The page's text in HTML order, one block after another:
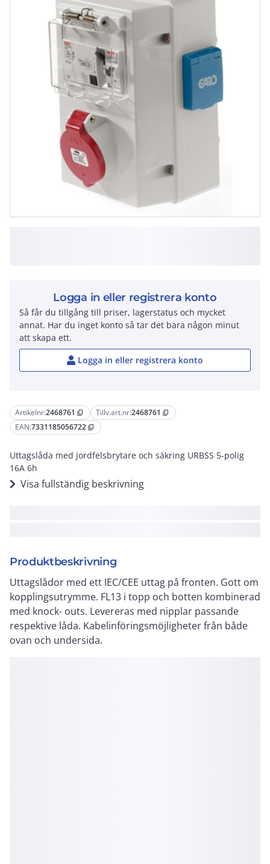
Artikelnr:2468761 content_copy Tillv.art.nr:2468761 content_copy
EAN:7331185056722 content_copy
Uttagslåda med jordfelsbrytare och säkring URBSS 5-polig
16A 6h
Visa fullständig beskrivning
Produktbeskrivning
Uttagslådor med ett IEC/CEE uttag på fronten. Gott om
kopplingsutrymme. FL13 i topp och botten kombinerad
med knock- outs. Levereras med nipplar passande
respektive låda. Kabelinföringsmöjligheter från både
ovan och undersida.
Logga in eller registrera konto
Så får du tillgång till priser, lagerstatus och mycket
annat. Har du inget konto så tar det bara någon minut
att skapa ett.
Logga in eller registrera konto